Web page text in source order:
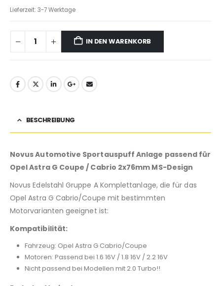
Lieferzeit: 3-7 Werktage
IN DEN WARENKORB
BESCHREIBUNG
Novus Automotive Sportauspuff Anlage passend für
Opel Astra G Coupe / Cabrio 2x76mm MS-Design
Novus Edelstahl Gruppe A Komplettanlage, die für das
Opel Astra G Cabrio/Coupe mit bestimmten
Motorvarianten geeignet ist:
Kompatibilität:
Fahrzeug: Opel Astra G Cabrio/Coupe
Motoren: Passend bei 1.6 16V / 1.8 16V / 2.2 16V
Nicht passend bei Modellen mit 2.0 Turbo!!